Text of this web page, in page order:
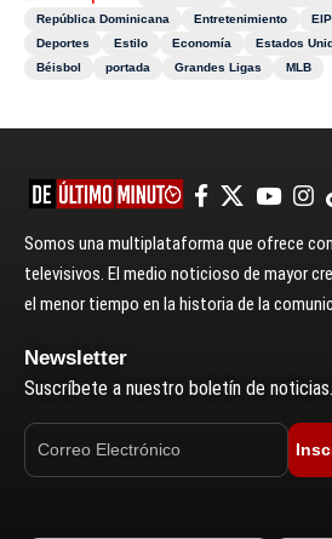
República Dominicana
Entretenimiento
Deportes
Estilo Economía Estados
Béisbol
portada Grandes Ligas MLB
Somos una multiplataforma que ofrece
televisivos. El medio noticioso de mayor
el menor tiempo en la historia de la
Newsletter
Suscríbete a nuestro boletín de noticias.